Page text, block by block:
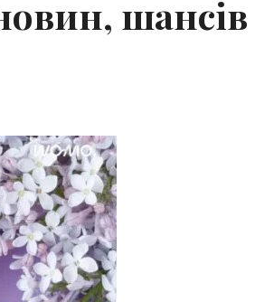
шансів